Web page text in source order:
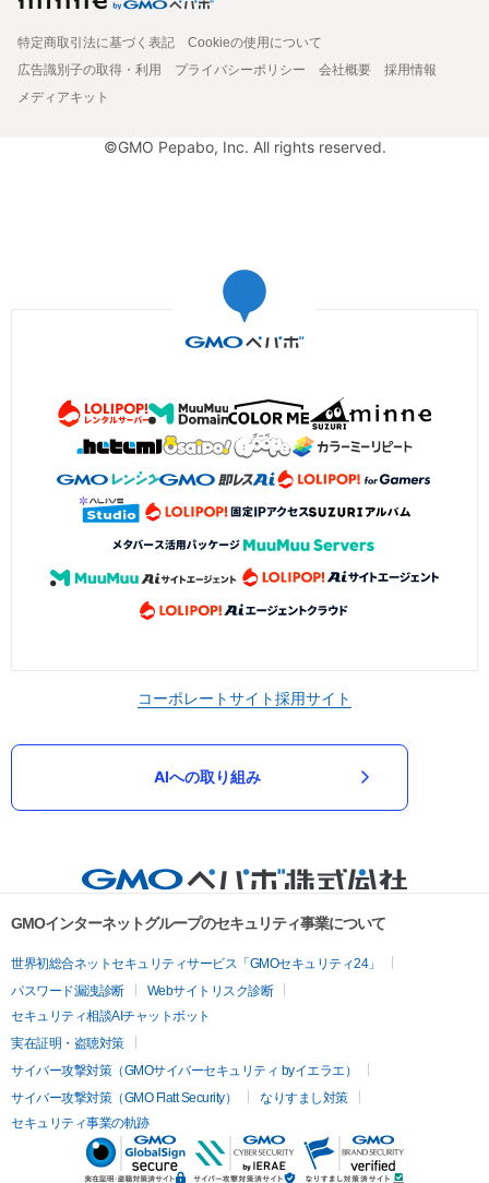
特定商取引法に基づく表記
Cookieの使用について
広告識別子の取得・利用
プライバシーポリシー 会社概要
採用情報
メディアキット
©GMO Pepabo, Inc. All rights reserved.
コーポレートサイト採用サイト
AIへの取り組み
GMOインターネットグループのセキュリティ事業について
世界初総合ネットセキュリティサービス「GMOセキュリティ24」
パスワード漏洩診断
Webサイトリスク診断
セキュリティ相談AIチャットボット
実在証明・盗聴対策
サイバー攻撃対策（GMOサイバーセキュリティ byイエラエ）
サイバー攻撃対策（GMO Flatt Security）
なりすまし対策
セキュリティ事業の軌跡